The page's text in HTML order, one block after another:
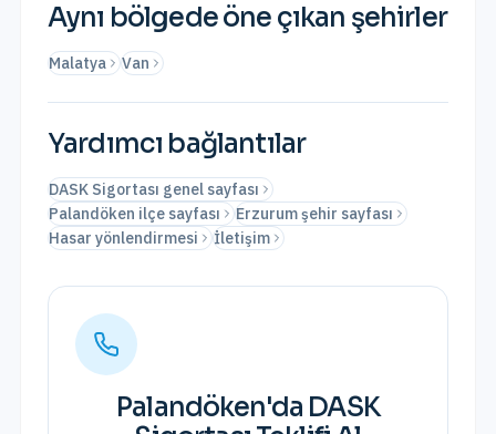
Aynı bölgede öne çıkan şehirler
Malatya Van
Yardımcı bağlantılar
DASK Sigortası genel sayfası
Palandöken ilçe sayfası
Erzurum şehir sayfası
Hasar yönlendirmesi
İletişim
Palandöken'da DASK